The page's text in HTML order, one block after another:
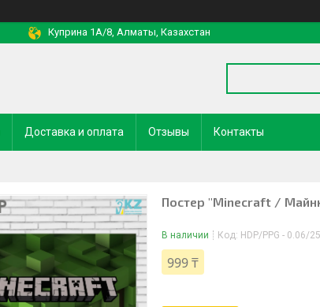
Куприна 1A/8, Алматы, Казахстан
Доставка и оплата Отзывы Контакты
Постер "Minecraft /
В наличии Код: HDP/PPG - 0.06/
999 ₸